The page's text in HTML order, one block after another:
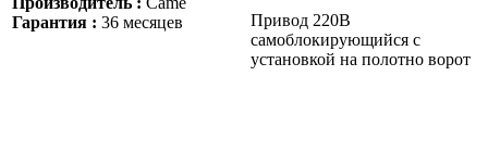
Гарантия : 36 месяцев
Привод 220В
самоблокирующийся с
установкой на полотно ворот